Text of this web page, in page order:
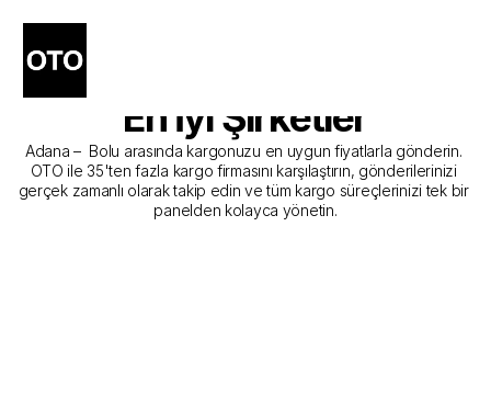
Adana - Bolu Kargo
Gönderim Hizmeti Sunan
En İyi Şirketler
Adana –  Bolu arasında kargonuzu en uygun fiyatlarla gönderin.
OTO ile 35'ten fazla kargo firmasını karşılaştırın, gönderilerinizi
gerçek zamanlı olarak takip edin ve tüm kargo süreçlerinizi tek bir
panelden kolayca yönetin.